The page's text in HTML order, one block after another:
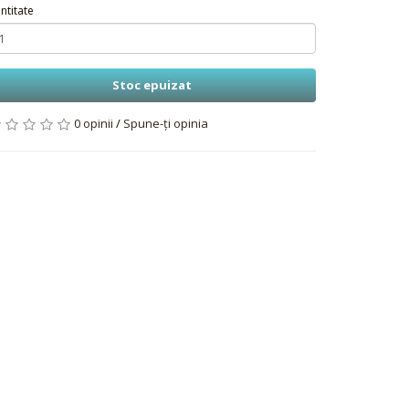
Stoc epuizat
0 opinii / Spune-ţi opinia